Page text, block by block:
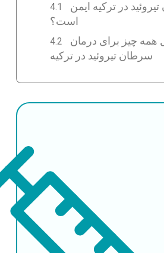
در ترکیه ایمن
است؟
همه چیز برای درمان
سرطان تیروئید در ترکیه